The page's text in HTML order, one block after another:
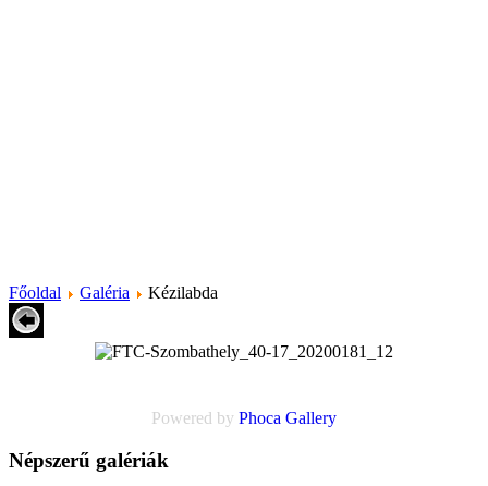
Főoldal Galéria Kézilabda
Powered by Phoca Gallery
Népszerű galériák